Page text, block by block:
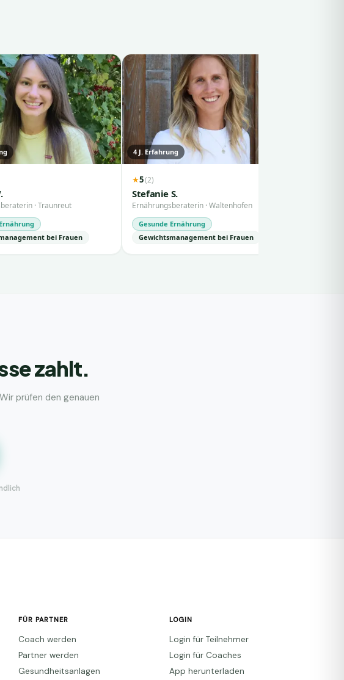
·Traunreut
bei Frauen
4J. Erfahrung
★5(2)
Stefanie S.
Ernährungsberaterin ·Waltenhofen
Gesunde Ernährung
Gewichtsmanagement bei Frauen
zahlt.
prüfen den genauen
FÜR PARTNER
Coach werden
Partner werden
Gesundheitsanlagen
LOGIN
Login für Teilnehmer
Login für Coaches
App herunterladen